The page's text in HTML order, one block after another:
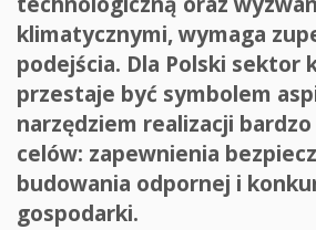
klimatycznymi, wymaga
podejścia. Dla Polski sektor
przestaje być symbolem
narzędziem realizacji
celów: zapewnienia
budowania odpornej i
gospodarki.